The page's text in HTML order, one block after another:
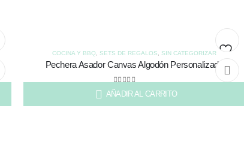
Añadir
AÑADIR AL CARRITO
COCINA Y BBQ, SETS DE REGALOS, SIN CATEGORIZAR
Pechera Asador Canvas Algodón Personalizada
0out of 5